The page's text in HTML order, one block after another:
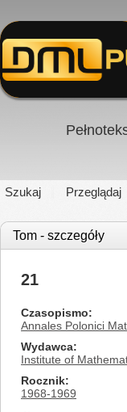
Szukaj Przeglądaj
Tom - szczegóły
21
Czasopismo
Annales Polonici
Wydawca
Institute of
Rocznik
1968-1969